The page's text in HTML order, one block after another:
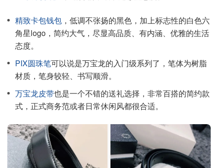
精致卡包钱包 ，低调不张扬的黑色，加上标志性的白色六
角星logo，简约大气，尽显高品质、有内涵、优雅的生活
态度。
PIX圆珠笔可以说是万宝龙的入门级系列了，笔体为树脂
材质，笔身较轻、书写顺滑。
万宝龙皮带也是一个不错的送礼选择，非常百搭的简约款
式，正式商务范或者日常休闲风都很合适。